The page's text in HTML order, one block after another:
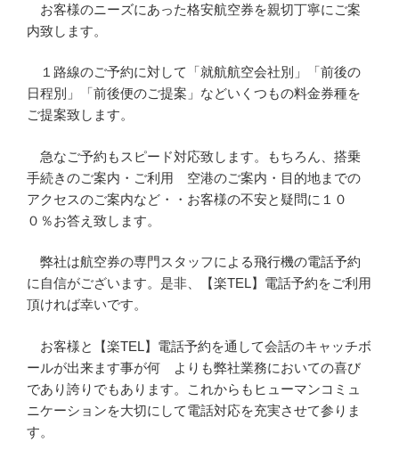
お客様のニーズにあった格安航空券を親切丁寧にご案
内致します。
１路線のご予約に対して「就航航空会社別」「前後の
日程別」「前後便のご提案」などいくつもの料金券種を
ご提案致します。
急なご予約もスピード対応致します。もちろん、搭乗
手続きのご案内・ご利用 空港のご案内・目的地までの
アクセスのご案内など・・お客様の不安と疑問に１０
０％お答え致します。
弊社は航空券の専門スタッフによる飛行機の電話予約
に自信がございます。是非、【楽TEL】電話予約をご利用
頂ければ幸いです。
お客様と【楽TEL】電話予約を通して会話のキャッチボ
ールが出来ます事が何 よりも弊社業務においての喜び
であり誇りでもあります。これからもヒューマンコミュ
ニケーションを大切にして電話対応を充実させて参りま
す。